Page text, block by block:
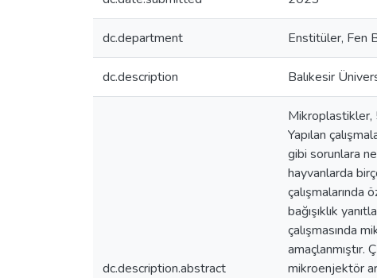
dc.department Enstitüler, Fen
dc.description Balıkesir
dc.description.abstract
Mikroplastikler,
Yapılan
gibi sorunlara
hayvanlarda
çalışmalarında
bağışıklık
çalışmasında
amaçlanmıştır.
mikroenjektör